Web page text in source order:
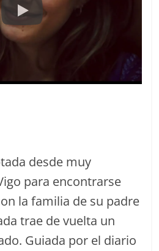
desde muy
para encontrarse
la familia de su padre
trae de vuelta un
Guiada por el diario